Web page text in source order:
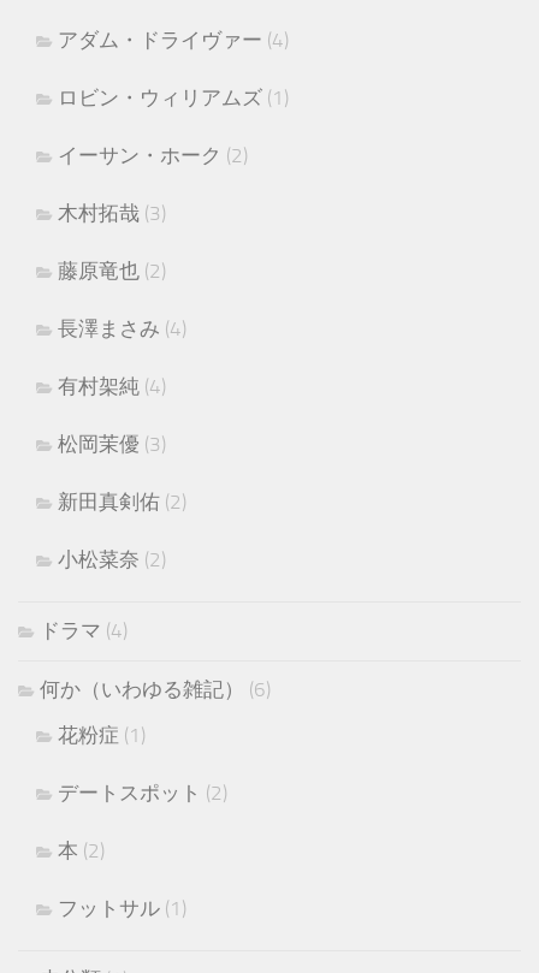
アダム・ドライヴァー (4)
ロビン・ウィリアムズ (1)
イーサン・ホーク (2)
木村拓哉 (3)
藤原竜也 (2)
長澤まさみ (4)
有村架純 (4)
松岡茉優 (3)
新田真剣佑 (2)
小松菜奈 (2)
ドラマ (4)
何か（いわゆる雑記）
(6)
花粉症 (1)
デートスポット (2)
本 (2)
フットサル (1)